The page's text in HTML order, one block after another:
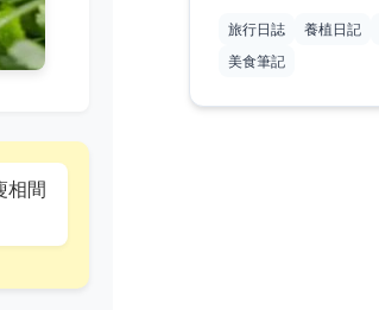
相間
旅行日誌 養植日記
美食筆記